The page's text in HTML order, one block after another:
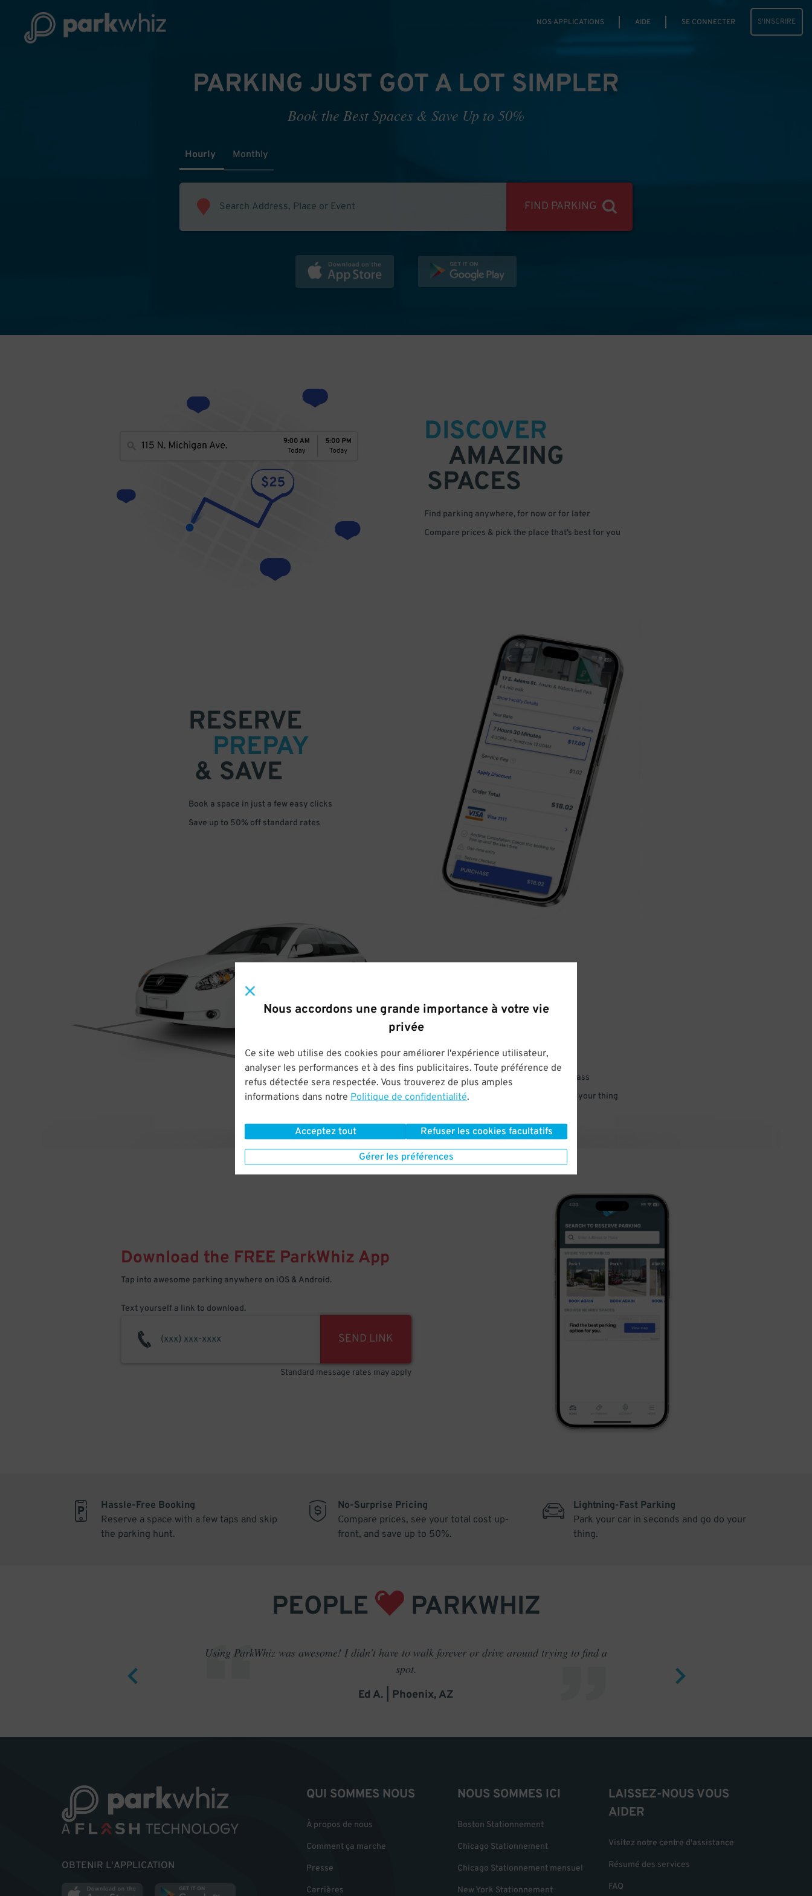
Nous accordons une grande importance à votre vie
privée
Ce site web utilise des cookies pour améliorer l'expérience utilisateur,
analyser les performances et à des fins publicitaires. Toute préférence de
refus détectée sera respectée. Vous trouverez de plus amples
informations dans notre Politique de confidentialité.
Acceptez tout Refuser les cookies facultatifs
Gérer les préférences
NOS APPLICATIONS AIDE SE CONNECTER S'INSCRIRE
PARKING JUST GOT A LOT SIMPLER
Book the Best Spaces & Save Up to 50%
Hourly Monthly
FIND PARKING
DISCOVER
AMAZING
SPACES
Find parking anywhere, for now or for later
Compare prices & pick the place that’s best for you
RESERVE
PREPAY
& SAVE
Book a space in just a few easy clicks
Save up to 50% off standard rates
DRIVE
ARRIVE
& PARK
Enter easily with your mobile parking pass
Your space is waiting – pull in and go do your thing
Download the FREE ParkWhiz App
Tap into awesome parking anywhere on iOS & Android.
Text yourself a link to download.
SEND LINK
Standard message rates may apply
Hassle-Free Booking
Reserve a space with a few taps and skip
the parking hunt.
No-Surprise Pricing
Compare prices, see your total cost up-
front, and save up to 50%.
Lightning-Fast Parking
Park your car in seconds and go do your
thing.
PEOPLE PARKWHIZ
Using ParkWhiz was awesome! I didn't have to walk forever or drive around trying to find a
spot.
Ed A. | Phoenix, AZ
OBTENIR L'APPLICATION
QUI SOMMES NOUS
À propos de nous
Comment ça marche
Presse
Carrières
NOUS SOMMES ICI
Boston Stationnement
Chicago Stationnement
Chicago Stationnement mensuel
New York Stationnement
LAISSEZ-NOUS VOUS
AIDER
Visitez notre centre d'assistance
Résumé des services
FAQ